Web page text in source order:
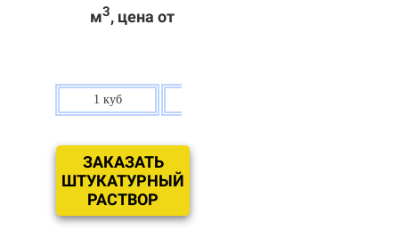
м3, цена от
1 куб
ЗАКАЗАТЬ
ШТУКАТУРНЫЙ
РАСТВОР